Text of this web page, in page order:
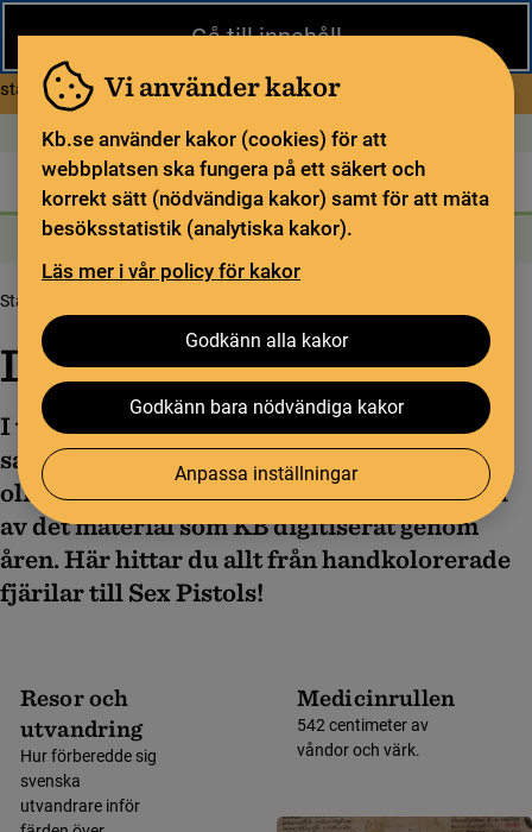
Gå till innehåll
Under sommaren har KB begränsad service och särskilda
öppettider. Vissa veckor är en del funktioner och samlingar
stängda.Läs mer om Begränsad service i sommar
Vi använder kakor
Kb.se använder kakor (cookies) för att
webbplatsen ska fungera på ett säkert och
korrekt sätt (nödvändiga kakor) samt för att mäta
besöksstatistik (analytiska kakor).
Läs mer i vår policy för kakor
Godkänn alla kakor
Godkänn bara nödvändiga kakor
Anpassa inställningar
Öppet idag: 9–17In English
Biblioteket För bibliotekssektorn Pliktleverans och ISBN
Sök Sök
Söktjänster
Startsida
Digitala utställningar
I våra digitala utställningar har vi fört
samman objekt från samlingarna utifrån
olika teman som tillsammans visar ett urval
av det material som KB digitiserat genom
åren. Här hittar du allt från handkolorerade
fjärilar till Sex Pistols!
Resor och
utvandring
Hur förberedde sig
svenska
utvandrare inför
Medicinrullen
542 centimeter av
våndor och värk.